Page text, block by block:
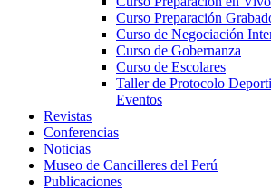
Curso Preparación
Curso de Negociación
Curso de Gobernanza
Curso de Escolares
Taller de Protocolo
Eventos
Revistas
Conferencias
Noticias
Museo de Cancilleres del Perú
Publicaciones